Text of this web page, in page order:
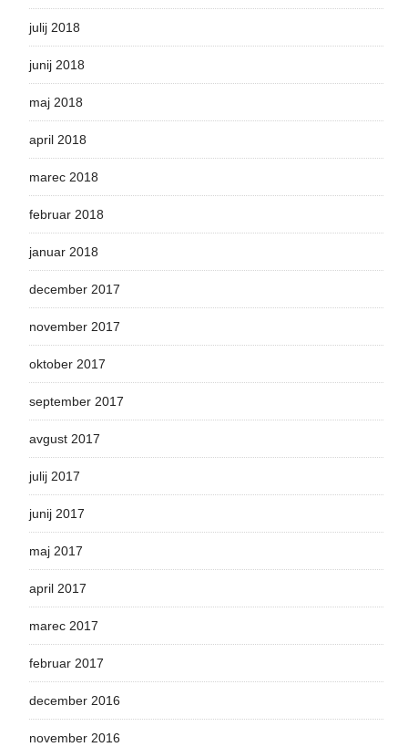
julij 2018
junij 2018
maj 2018
april 2018
marec 2018
februar 2018
januar 2018
december 2017
november 2017
oktober 2017
september 2017
avgust 2017
julij 2017
junij 2017
maj 2017
april 2017
marec 2017
februar 2017
december 2016
november 2016